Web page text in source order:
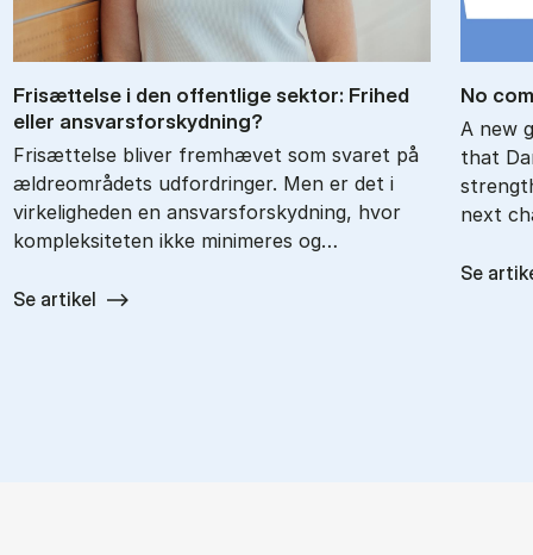
Fri­sæt­tel­se i den of­fent­li­ge sek­tor: Fri­hed
el­ler an­svars­for­skyd­ning?
Frisættelse bliver fremhævet som svaret på
ældreområdets udfordringer. Men er det i
virkeligheden en ansvarsforskydning, hvor
kompleksiteten ikke minimeres og…
Se artikel
No
A new
that
next
Se